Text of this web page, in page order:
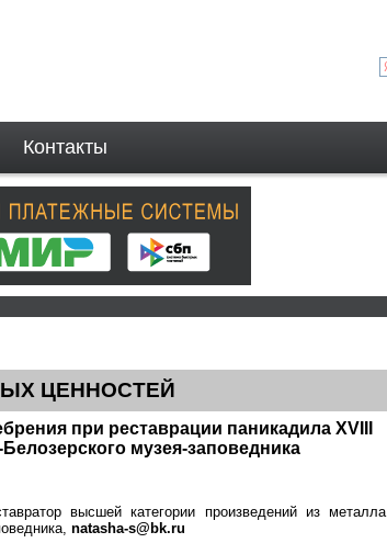
Контакты
ЦЕННОСТЕЙ
при реставрации паникадила XVIII
музея-заповедника
высшей категории произведений из металла
natasha-s@bk.ru